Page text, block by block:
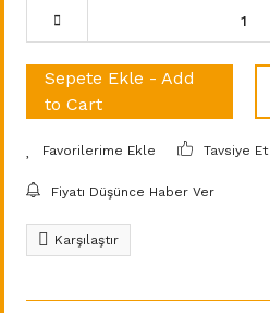
Sepete Ekle - Add
to Cart
Tavsiye Et
Fiyatı Düşünce Haber Ver
Karşılaştır